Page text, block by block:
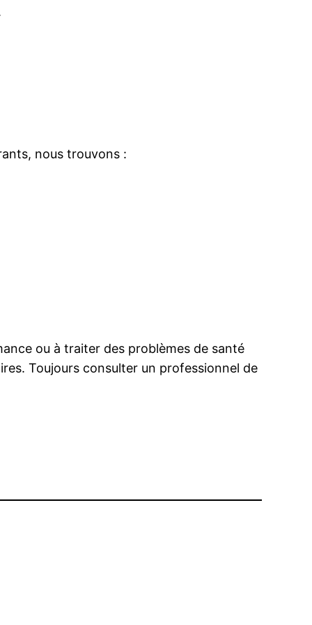
nous trouvons :
ou à traiter des problèmes de santé
Toujours consulter un professionnel de